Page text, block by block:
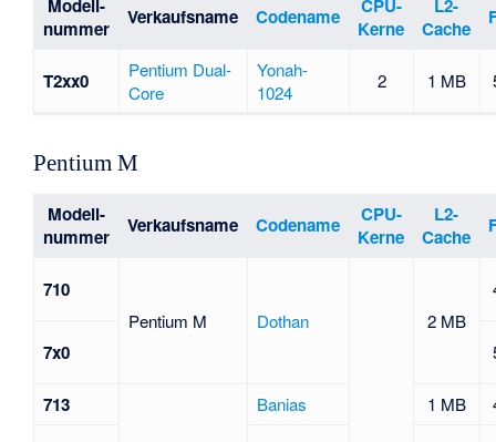
Modell-
nummer
Verkaufsname Codename
CPU-
Kerne
L2-
Cache
T2xx0
Pentium Dual-
Core
Yonah-
1024
2 1 MB
Pentium M
Modell-
nummer
Verkaufsname Codename
CPU-
Kerne
L2-
Cache
710
Pentium M Dothan 2 MB
7x0
713 Banias 1 MB